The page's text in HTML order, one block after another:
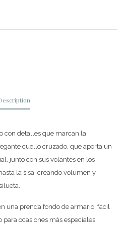
con detalles que marcan la
cuello cruzado, que aporta un
junto con sus volantes en los
la sisa, creando volumen y
una prenda fondo de armario, fácil
ocasiones más especiales